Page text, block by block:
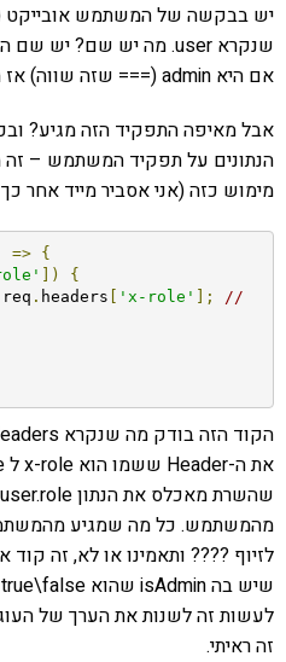
יש בבקשה של המשתמש אובייקט
אם היא admin (=== שזה שווה) אז המשתמש הוא admin.
אבל מאיפה התפקיד הזה מגיע?
הנתונים על תפקיד המשתמש – זה
מימוש כזה (אני אסביר מייד אחר
=>
{
])
{
. headers 'x-role' ];
//
מהמשתמש. כל מה שמגיע
לזיוף ???? ותאמינו או לא, זה
לעשות זה לשנות את הערך של
זה ראיתי.